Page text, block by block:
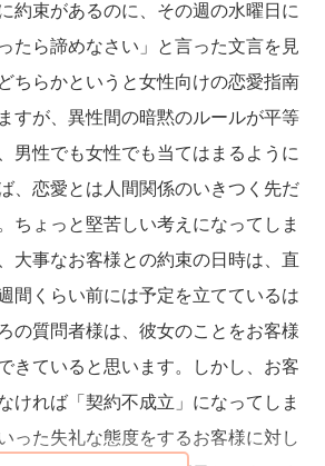
約束があるのに、その週の水曜日に
たら諦めなさい」と言った文言を見
ちらかというと女性向けの恋愛指南
すが、異性間の暗黙のルールが平等
男性でも女性でも当てはまるように
、恋愛とは人間関係のいきつく先だ
ちょっと堅苦しい考えになってしま
大事なお客様との約束の日時は、直
間くらい前には予定を立てているは
の質問者様は、彼女のことをお客様
きていると思います。しかし、お客
ければ「契約不成立」になってしま
った失礼な態度をするお客様に対し